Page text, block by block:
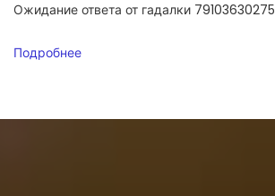
Ожидание ответа от гадалки 79103630275
Подробнее